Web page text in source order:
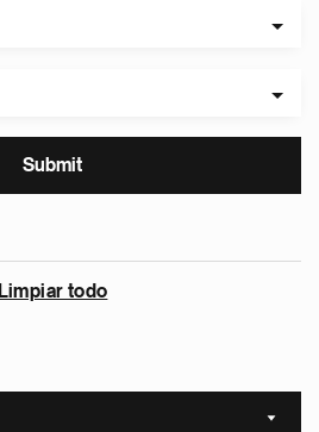
Limpiar todo
Sort